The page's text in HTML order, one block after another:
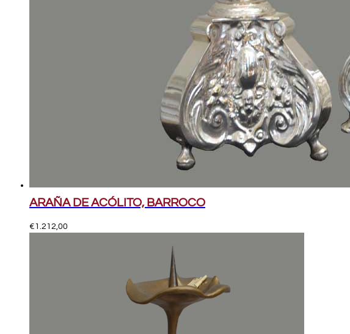
ARAÑA DE ACÓLITO, BARROCO
€1.212,00